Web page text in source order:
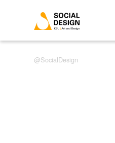
SocialDesign